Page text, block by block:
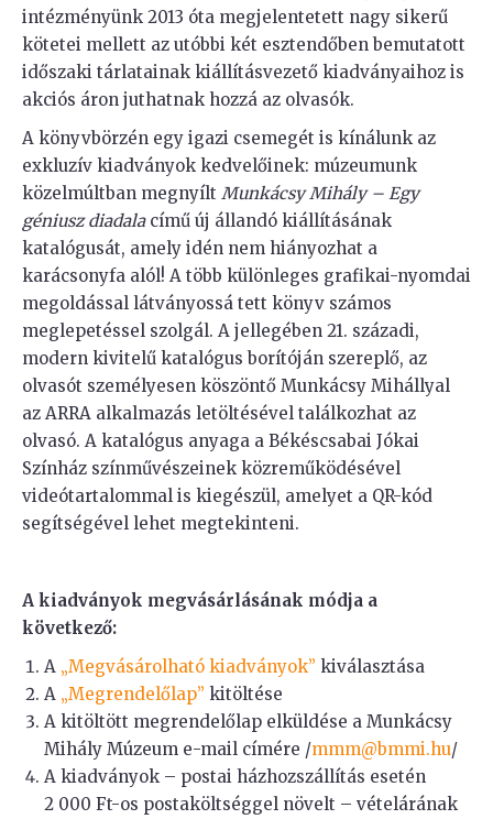
intézményünk 2013 óta megjelentetett nagy sikerű
kötetei mellett az utóbbi két esztendőben bemutatott
időszaki tárlatainak kiállításvezető kiadványaihoz is
akciós áron juthatnak hozzá az olvasók.
A könyvbörzén egy igazi csemegét is kínálunk az
exkluzív kiadványok kedvelőinek: múzeumunk
közelmúltban megnyílt Munkácsy Mihály – Egy
géniusz diadalacímű új állandó kiállításának
katalógusát, amely idén nem hiányozhat a
karácsonyfa alól! A több különleges grafikai-nyomdai
megoldással látványossá tett könyv számos
meglepetéssel szolgál. A jellegében 21. századi,
modern kivitelű katalógus borítóján szereplő, az
olvasót személyesen köszöntő Munkácsy Mihállyal
az ARRA alkalmazás letöltésével találkozhat az
olvasó. A katalógus anyaga a Békéscsabai Jókai
Színház színművészeinek közreműködésével
videótartalommal is kiegészül, amelyet a QR-kód
segítségével lehet megtekinteni.
A kiadványok megvásárlásának módja a
következő:
A „Megvásárolható kiadványok” kiválasztása
A „Megrendelőlap” kitöltése
A kitöltött megrendelőlap elküldése a Munkácsy
Mihály Múzeum e-mail címére /mmm@bmmi.hu/
A kiadványok – postai házhozszállítás esetén
2 000 Ft-os postaköltséggel növelt – vételárának